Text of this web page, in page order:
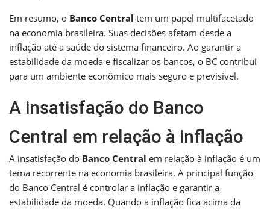
Em resumo, o Banco Central tem um papel multifacetado
na economia brasileira. Suas decisões afetam desde a
inflação até a saúde do sistema financeiro. Ao garantir a
estabilidade da moeda e fiscalizar os bancos, o BC contribui
para um ambiente econômico mais seguro e previsível.
A insatisfação do Banco
Central em relação à inflação
A insatisfação do Banco Central em relação à inflação é um
tema recorrente na economia brasileira. A principal função
do Banco Central é controlar a inflação e garantir a
estabilidade da moeda. Quando a inflação fica acima da